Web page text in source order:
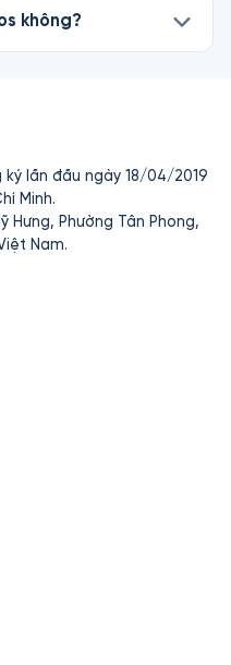
không?
ký lần đầu ngày 18/04/2019
Minh.
Hưng, Phường Tân Phong,
Nam.